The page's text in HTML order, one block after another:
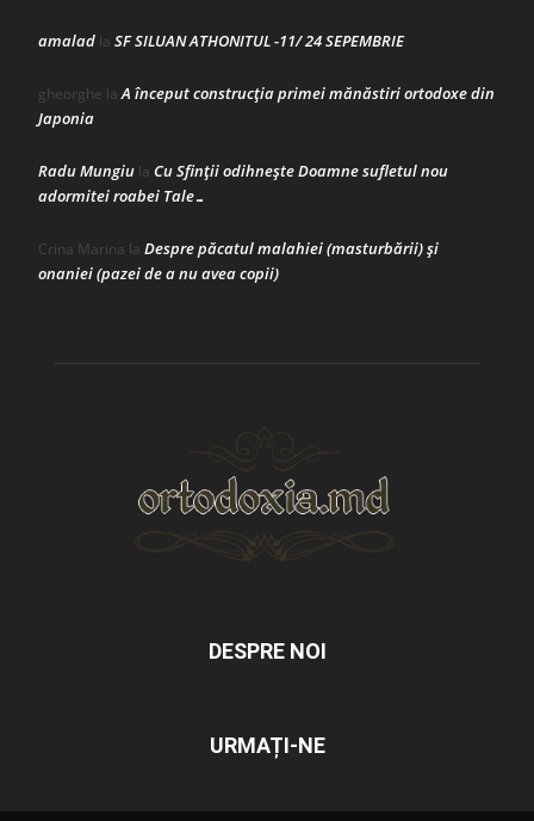
amalad la SF SILUAN ATHONITUL -11/ 24 SEPEMBRIE
gheorghe laA început construcţia primei mănăstiri ortodoxe din
Japonia
Radu Mungiu la Cu Sfinții odihnește Doamne sufletul nou
adormitei roabei Tale…
Crina Marina la Despre păcatul malahiei (masturbării) şi
onaniei (pazei de a nu avea copii)
DESPRE NOI
URMAȚI-NE